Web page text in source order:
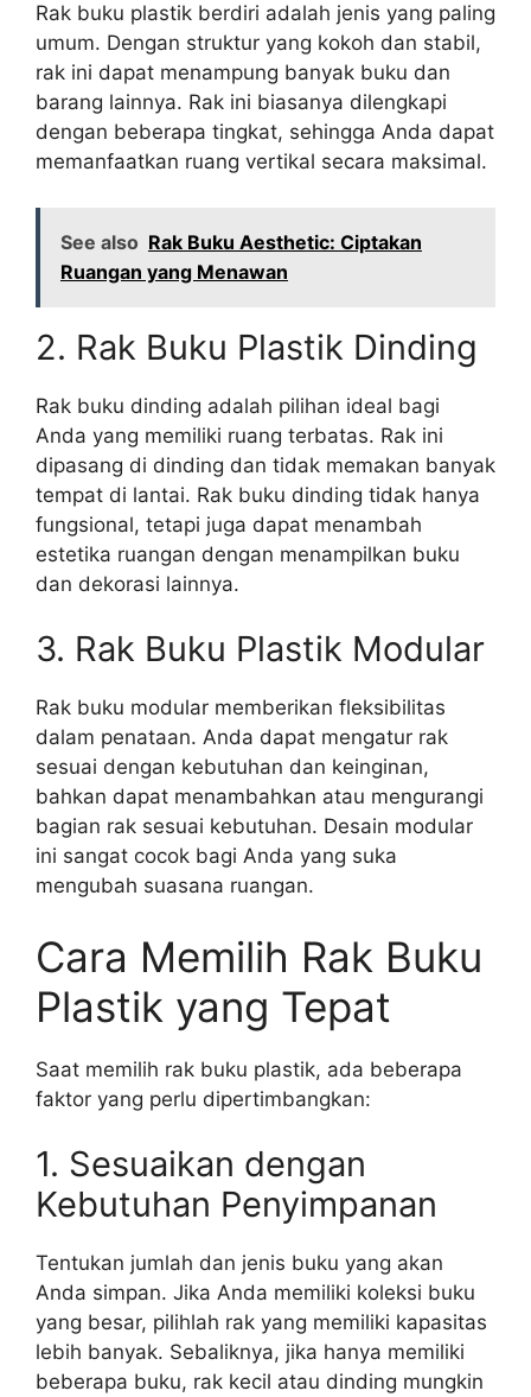
Rak buku plastik berdiri adalah jenis yang paling
umum. Dengan struktur yang kokoh dan stabil,
rak ini dapat menampung banyak buku dan
barang lainnya. Rak ini biasanya dilengkapi
dengan beberapa tingkat, sehingga Anda dapat
memanfaatkan ruang vertikal secara maksimal.
See also Rak Buku Aesthetic: Ciptakan
Ruangan yang Menawan
2. Rak Buku Plastik Dinding
Rak buku dinding adalah pilihan ideal bagi
Anda yang memiliki ruang terbatas. Rak ini
dipasang di dinding dan tidak memakan banyak
tempat di lantai. Rak buku dinding tidak hanya
fungsional, tetapi juga dapat menambah
estetika ruangan dengan menampilkan buku
dan dekorasi lainnya.
3. Rak Buku Plastik Modular
Rak buku modular memberikan fleksibilitas
dalam penataan. Anda dapat mengatur rak
sesuai dengan kebutuhan dan keinginan,
bahkan dapat menambahkan atau mengurangi
bagian rak sesuai kebutuhan. Desain modular
ini sangat cocok bagi Anda yang suka
mengubah suasana ruangan.
Cara Memilih Rak Buku
Plastik yang Tepat
Saat memilih rak buku plastik, ada beberapa
faktor yang perlu dipertimbangkan:
1. Sesuaikan dengan
Kebutuhan Penyimpanan
Tentukan jumlah dan jenis buku yang akan
Anda simpan. Jika Anda memiliki koleksi buku
yang besar, pilihlah rak yang memiliki kapasitas
lebih banyak. Sebaliknya, jika hanya memiliki
beberapa buku, rak kecil atau dinding mungkin